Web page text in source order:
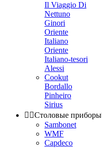
Il Viaggio Di
Nettuno
Ginori
Oriente
Italiano
Oriente
Italiano-tesori
Alessi
Cookut
Bordallo
Pinheiro
Sirius
 Столовые приборы
Sambonet
WMF
Capdeco